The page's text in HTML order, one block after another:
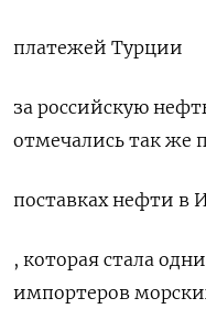
платежей Турции
за российскую
отмечались так же
поставках нефти в
, которая стала
импортеров